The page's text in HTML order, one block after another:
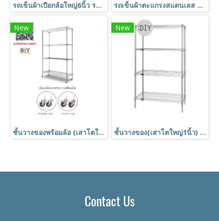
รถเข็นผ้าเปียกล้อใหญ่6นิ้ว รถเข็นอเนกประสงค์ รถเข็นถัง รถเข็นแยกขยะ รถเข็นของ รถเข็นถังพลาสติก HORECAT 56121 รถเข็นผ้าตะแกรงสแตนเลส มีแฮนด์จับพร้อมผ้าคูนิลอน HORECAT code 40397
New
ชั้นวางของพร้อมล้อ (เสาโตใหญ่1นิ้ว) ชั้นอเนกประสงค์ชุบโครเมี่ยม ชั้นวาง4ชั้น ถอดประกอบได้ Shelf ตรา Happy Move
New
ชั้นวางของ(เสาโตใหญ่1นิ้ว) ชั้นอเนกประสงค์ชุบโครเมี่ยม ชั้นวาง4ชั้น ถอดประกอบได้ Shelf ตรา Happy Move
Contact Us